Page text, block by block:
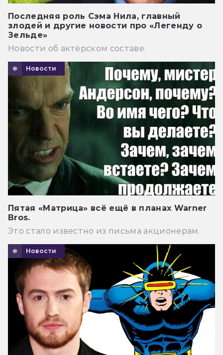
Последняя роль Сэма Нила, главный
злодей и другие новости про «Легенду о
Зельде»
Новости об актёрском составе.
Новости
Пятая «Матрица» всё ещё в планах Warner
Bros.
Это стало известно из письма акционерам.
Новости